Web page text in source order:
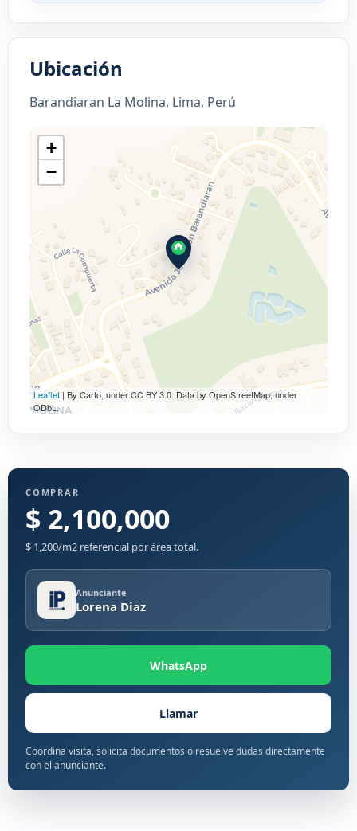
Ubicación
Barandiaran La Molina, Lima, Perú
+
−
Leaflet | By Carto, under CC BY 3.0. Data by OpenStreetMap, under
ODbL.
COMPRAR
$ 2,100,000
$ 1,200/m2 referencial por área total.
Anunciante
Lorena Diaz
WhatsApp
Llamar
Coordina visita, solicita documentos o resuelve dudas directamente
con el anunciante.